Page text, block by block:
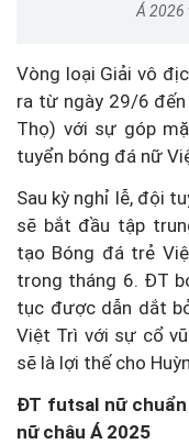
Á 2026
Vòng loại Giải vô
ra từ ngày 29/6
Thọ) với sự góp
tuyển bóng đá nữ
Sau kỳ nghỉ lễ, đội
sẽ bắt đầu tập
tạo Bóng đá trẻ
trong tháng 6. ĐT
tục được dẫn dắt
Việt Trì với sự cổ
sẽ là lợi thế cho
ĐT futsal nữ
nữ châu Á 2025